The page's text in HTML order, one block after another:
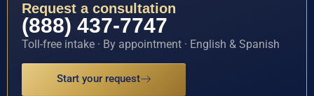
Request a consultation
(888) 437-7747
Toll-free intake · By appointment · English & Spanish
Start your request